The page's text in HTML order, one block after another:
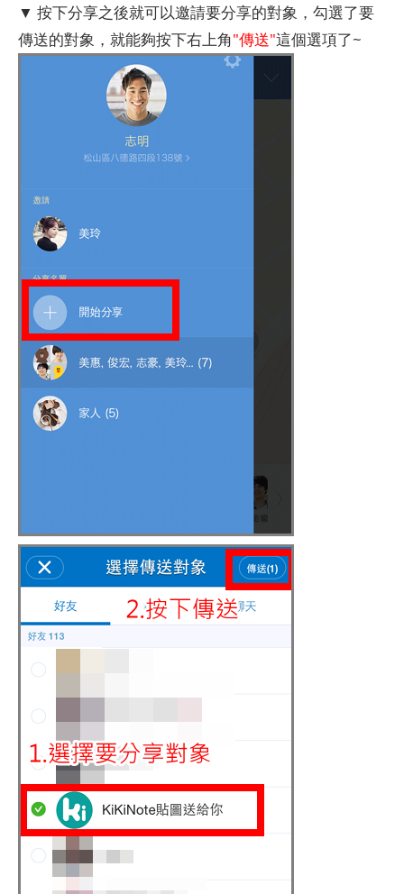
▼ 按下分享之後就可以邀請要分享的對象，勾選了要
傳送的對象，就能夠按下右上角"傳送"這個選項了~